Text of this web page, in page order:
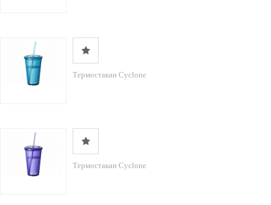
Термостакан Cyclone
Термостакан Cyclone